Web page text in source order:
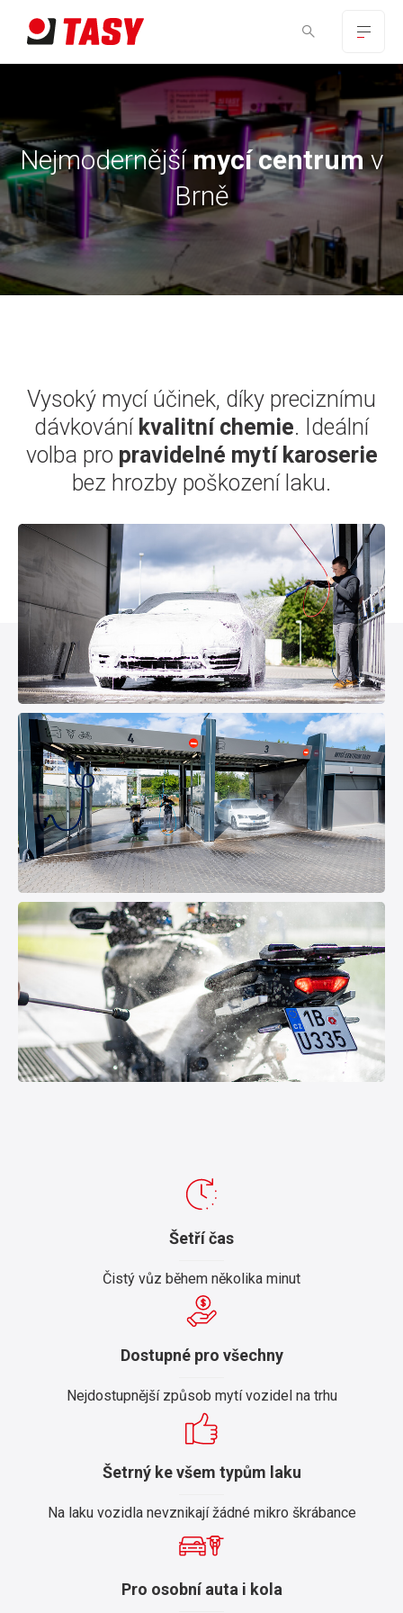
Nejmodernějšímycí centrum v
Brně
Vysoký mycí účinek, díky preciznímu
dávkování kvalitní chemie. Ideální
volba pro pravidelné mytí karoserie
bez hrozby poškození laku.
Šetří čas
Čistý vůz během několika minut
Dostupné pro všechny
Nejdostupnější způsob mytí vozidel na trhu
Šetrný ke všem typům laku
Na laku vozidla nevznikají žádné mikro škrábance
Pro osobní auta i kola